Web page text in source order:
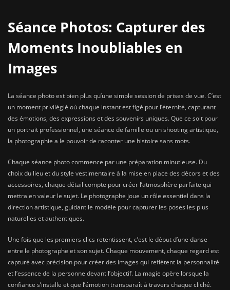
Séance Photos: Capturer des
Moments Inoubliables en
Images
La séance photo est bien plus qu’une simple session de prises de vue. C’est
un moment privilégié où chaque instant est figé pour l’éternité, capturant
des émotions, des expressions et des souvenirs uniques. Que ce soit pour
un portrait professionnel, une séance de famille ou un shooting artistique,
la photographie a le pouvoir de raconter une histoire sans mots.
Chaque séance photo commence par une préparation minutieuse. Du
choix du lieu et du style vestimentaire à la mise en place des décors et des
accessoires, chaque détail compte pour créer l’atmosphère parfaite qui
mettra en valeur le sujet. Le photographe joue un rôle essentiel dans la
direction artistique, guidant le modèle pour capturer les poses les plus
naturelles et authentiques.
Une fois que les premiers clics retentissent, c’est le début d’une danse
entre le photographe et son sujet. Chaque mouvement, chaque regard est
capturé avec précision pour créer des images qui reflètent la personnalité
et l’essence de la personne devant l’objectif. La magie opère lorsque la
confiance s’installe et que l’émotion transparaît à travers chaque cliché.